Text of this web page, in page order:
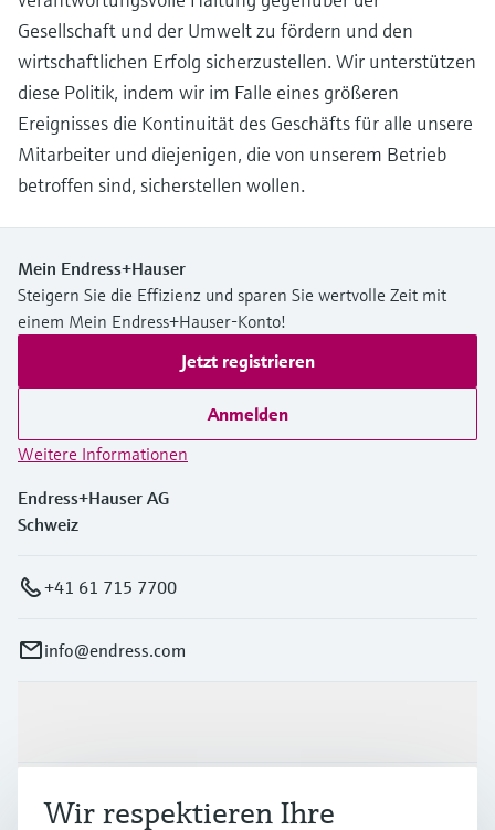
Gesellschaft und der Umwelt zu fördern und den
wirtschaftlichen Erfolg sicherzustellen. Wir unterstützen
diese Politik, indem wir im Falle eines größeren
Ereignisses die Kontinuität des Geschäfts für alle unsere
Mitarbeiter und diejenigen, die von unserem Betrieb
betroffen sind, sicherstellen wollen.
Mein Endress+Hauser
Steigern Sie die Effizienz und sparen Sie wertvolle Zeit mit
einem Mein Endress+Hauser-Konto!
Jetzt registrieren
Anmelden
Weitere Informationen
Endress+Hauser AG
Schweiz
+41 61 715 7700
info@endress.com
Branchen
Wir respektieren Ihre